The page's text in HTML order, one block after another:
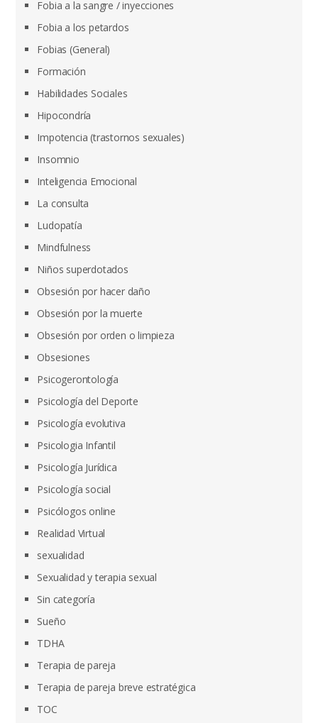
Fobia a la sangre / inyecciones
Fobia a los petardos
Fobias (General)
Formación
Habilidades Sociales
Hipocondría
Impotencia (trastornos sexuales)
Insomnio
Inteligencia Emocional
La consulta
Ludopatía
Mindfulness
Niños superdotados
Obsesión por hacer daño
Obsesión por la muerte
Obsesión por orden o limpieza
Obsesiones
Psicogerontología
Psicología del Deporte
Psicología evolutiva
Psicologia Infantil
Psicología Jurídica
Psicología social
Psicólogos online
Realidad Virtual
sexualidad
Sexualidad y terapia sexual
Sin categoría
Sueño
TDHA
Terapia de pareja
Terapia de pareja breve estratégica
TOC